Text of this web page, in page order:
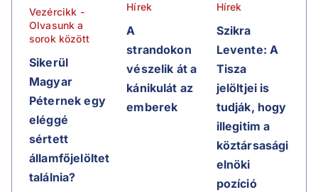
Vezércikk -
Olvasunk a
sorok között
Sikerül
Magyar
Péternek egy
eléggé
sértett
államfőjelöltet
találnia?
Hírek
A
strandokon
vészelik át a
kánikulát az
emberek
Hírek
Szikra
Levente: A
Tisza
jelöltjei is
tudják, hogy
illegitim a
köztársasági
elnöki
pozíció